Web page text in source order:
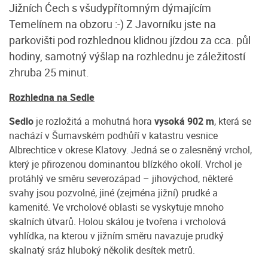
Jižních Ćech s všudypřítomným dýmajícím
Temelínem na obzoru :-) Z Javorníku jste na
parkovišti pod rozhlednou klidnou jízdou za cca. půl
hodiny, samotný výšlap na rozhlednu je záležitostí
zhruba 25 minut.
Rozhledna na Sedle
Sedlo je rozložitá a mohutná hora vysoká 902 m, která se
nachází v Šumavském podhůří v katastru vesnice
Albrechtice v okrese Klatovy. Jedná se o zalesněný vrchol,
který je přirozenou dominantou blízkého okolí. Vrchol je
protáhlý ve směru severozápad – jihovýchod, některé
svahy jsou pozvolné, jiné (zejména jižní) prudké a
kamenité. Ve vrcholové oblasti se vyskytuje mnoho
skalních útvarů. Holou skálou je tvořena i vrcholová
vyhlídka, na kterou v jižním směru navazuje prudký
skalnatý sráz hluboký několik desítek metrů.